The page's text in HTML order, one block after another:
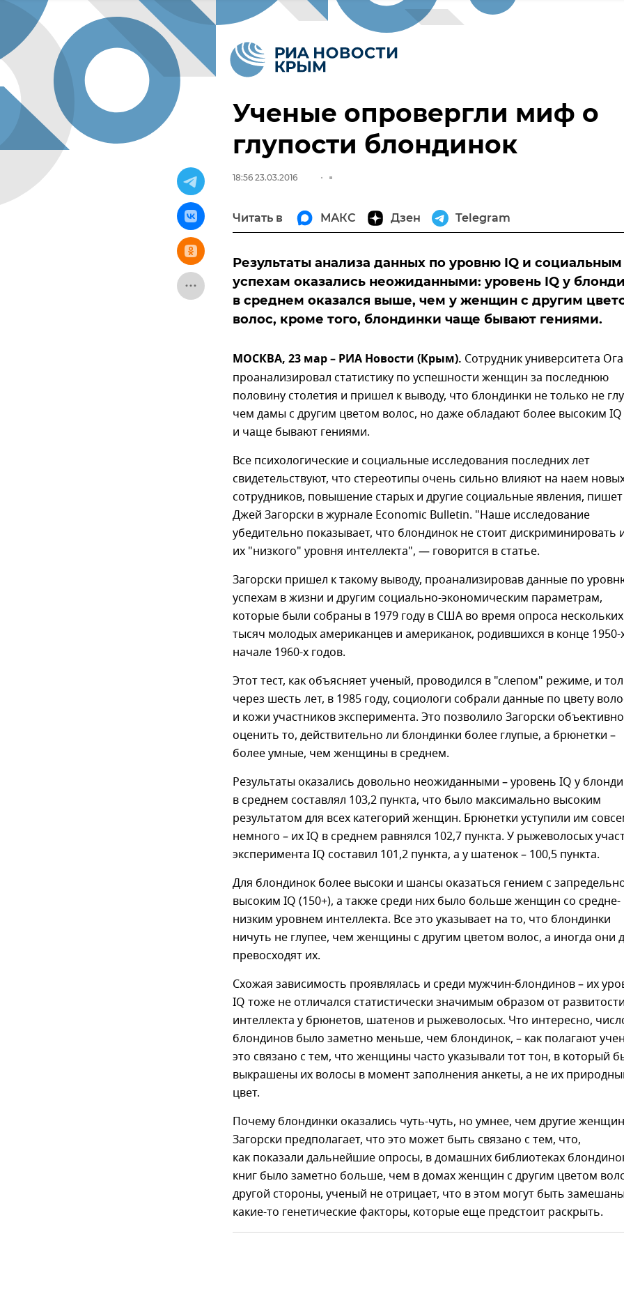
Ученые опровергли миф о
глупости блондинок
18:56 23.03.2016
Читать в МАКС Дзен Telegram
Результаты анализа данных по уровню IQ и социальным
успехам оказались неожиданными: уровень IQ у
в среднем оказался выше, чем у женщин с другим
волос, кроме того, блондинки чаще бывают гениями.
МОСКВА, 23 мар – РИА Новости (Крым). Сотрудник университета
проанализировал статистику по успешности женщин за последнюю
половину столетия и пришел к выводу, что блондинки не только не
чем дамы с другим цветом волос, но даже обладают более высоким IQ
и чаще бывают гениями.
Все психологические и социальные исследования последних лет
свидетельствуют, что стереотипы очень сильно влияют на наем
сотрудников, повышение старых и другие социальные явления, пишет
Джей Загорски в журнале Economic Bulletin. "Наше исследование
убедительно показывает, что блондинок не стоит дискриминировать
их "низкого" уровня интеллекта", — говорится в статье.
Загорски пришел к такому выводу, проанализировав данные по
успехам в жизни и другим социально-экономическим параметрам,
которые были собраны в 1979 году в США во время опроса нескольких
тысяч молодых американцев и американок, родившихся в конце
начале 1960-х годов.
Этот тест, как объясняет ученый, проводился в "слепом" режиме, и
через шесть лет, в 1985 году, социологи собрали данные по цвету
и кожи участников эксперимента. Это позволило Загорски объективно
оценить то, действительно ли блондинки более глупые, а брюнетки –
более умные, чем женщины в среднем.
Результаты оказались довольно неожиданными – уровень IQ у
в среднем составлял 103,2 пункта, что было максимально высоким
результатом для всех категорий женщин. Брюнетки уступили им
немного – их IQ в среднем равнялся 102,7 пункта. У рыжеволосых
эксперимента IQ составил 101,2 пункта, а у шатенок – 100,5 пункта.
Для блондинок более высоки и шансы оказаться гением с
высоким IQ (150+), а также среди них было больше женщин со средне-
низким уровнем интеллекта. Все это указывает на то, что блондинки
ничуть не глупее, чем женщины с другим цветом волос, а иногда они
превосходят их.
Схожая зависимость проявлялась и среди мужчин-блондинов – их
IQ тоже не отличался статистически значимым образом от развитости
интеллекта у брюнетов, шатенов и рыжеволосых. Что интересно,
блондинов было заметно меньше, чем блондинок, – как полагают
это связано с тем, что женщины часто указывали тот тон, в который
выкрашены их волосы в момент заполнения анкеты, а не их
цвет.
Почему блондинки оказались чуть-чуть, но умнее, чем другие
Загорски предполагает, что это может быть связано с тем, что,
как показали дальнейшие опросы, в домашних библиотеках
книг было заметно больше, чем в домах женщин с другим цветом
другой стороны, ученый не отрицает, что в этом могут быть
какие-то генетические факторы, которые еще предстоит раскрыть.